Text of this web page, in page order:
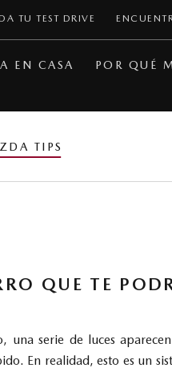
TU TEST DRIVE
EN CASA POR QUÉ
TIPS
QUE TE
una serie de luces
En realidad, esto es un